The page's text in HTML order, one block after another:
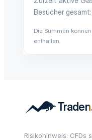
Besucher gesamt
Die Summen
enthalten.
Risikohinweis: CFDs